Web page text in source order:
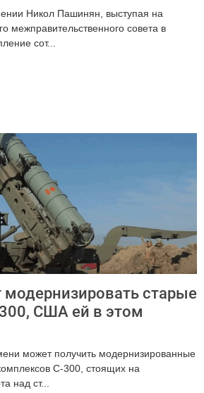
Никол Пашинян, выступая на
межправительственного совета в
сот...
модернизировать старые
США ей в этом
может получить модернизированные
С-300, стоящих на
над ст...